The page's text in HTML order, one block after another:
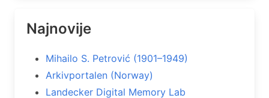
Najnovije
Mihailo S. Petrović (1901–1949)
Arkivportalen (Norway)
Landecker Digital Memory Lab